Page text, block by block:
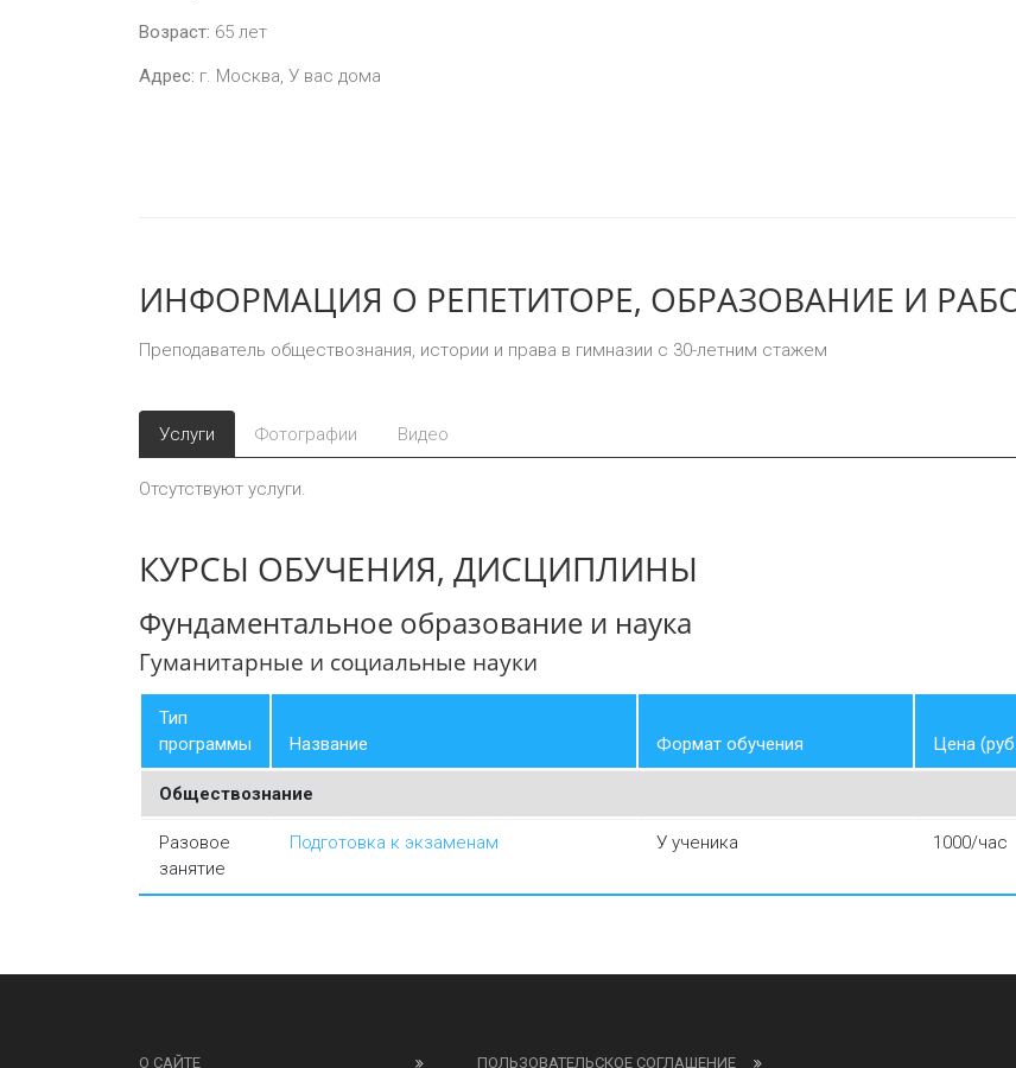
Возраст: 65 лет
Адрес: г. Москва, У вас дома
ИНФОРМАЦИЯ О РЕПЕТИТОРЕ, ОБРАЗОВАНИЕ И
Преподаватель обществознания, истории и права в гимназии с 30-летним стажем
Услуги Фотографии Видео
Отсутствуют услуги.
КУРСЫ ОБУЧЕНИЯ, ДИСЦИПЛИНЫ
Фундаментальное образование и наука
Гуманитарные и социальные науки
Тип
программы
Название Формат обучения Цена
Обществознание
Разовое
занятие
Подготовка к экзаменам У ученика 1000/час
О САЙТЕ ПОЛЬЗОВАТЕЛЬСКОЕ СОГЛАШЕНИЕ